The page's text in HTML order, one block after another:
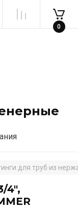
0
для труб из
4",